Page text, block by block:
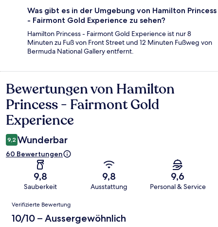
Was gibt es in der Umgebung von Hamilton Princess
- Fairmont Gold Experience zu sehen?
Hamilton Princess - Fairmont Gold Experience ist nur 8
Minuten zu Fuß von Front Street und 12 Minuten Fußweg von
Bermuda National Gallery entfernt.
Bewertungen
Bewertungen von Hamilton
Princess - Fairmont Gold
Experience
9,2 Wunderbar
60 Bewertungen
9,8
Sauberkeit
9,8
Ausstattung
9,6
Personal & Service
Bewertungen
Verifizierte Bewertung
10/10 – Aussergewöhnlich